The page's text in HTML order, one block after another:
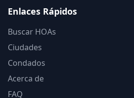
Enlaces Rápidos
Buscar HOAs
Ciudades
Condados
Acerca de
FAQ